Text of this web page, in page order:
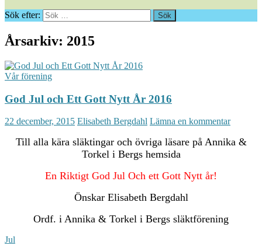
Sök efter:
Årsarkiv: 2015
Vår förening
God Jul och Ett Gott Nytt År 2016
22 december, 2015 Elisabeth Bergdahl Lämna en kommentar
Till alla kära släktingar och övriga läsare på Annika &
Torkel i Bergs hemsida
En Riktigt God Jul Och ett Gott Nytt år!
Önskar Elisabeth Bergdahl
Ordf. i Annika & Torkel i Bergs släktförening
Jul